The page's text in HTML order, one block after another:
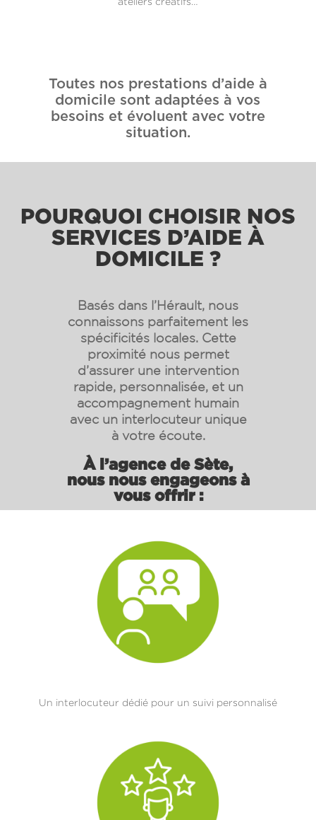
Toutes nos prestations d’aide à
domicile sont adaptées à vos
besoins et évoluent avec votre
situation.
POURQUOI CHOISIR NOS
SERVICES D’AIDE À
DOMICILE ?
Basés dans l’Hérault, nous
connaissons parfaitement les
spécificités locales. Cette
proximité nous permet
d’assurer une intervention
rapide, personnalisée, et un
accompagnement humain
avec un interlocuteur unique
à votre écoute.
À l’agence de Sète,
nous nous engageons à
vous offrir :
Un interlocuteur dédié pour un suivi personnalisé